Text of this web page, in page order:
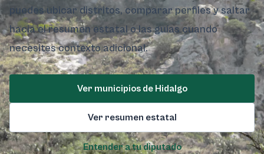
puedes ubicar distritos, comparar perfiles y saltar
hacia el resumen estatal o las guías cuando
necesites contexto adicional.
Ver municipios de Hidalgo
Ver resumen estatal
Entender a tu diputado